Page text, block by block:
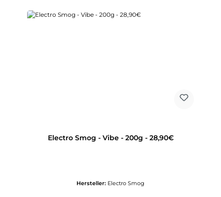
Electro Smog - Vibe - 200g - 28,90€
Hersteller: Electro Smog